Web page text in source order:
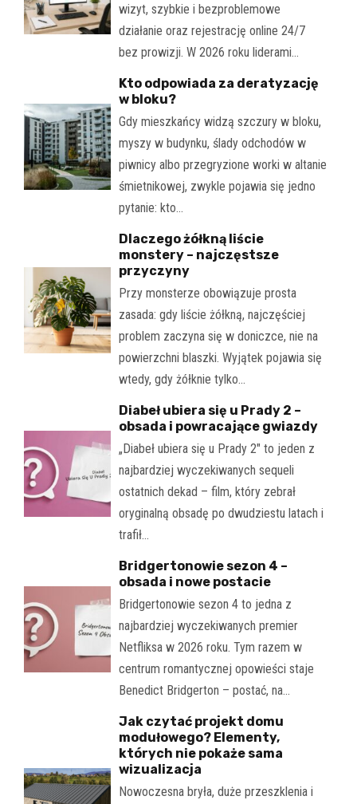
wizyt, szybkie i bezproblemowe
działanie oraz rejestrację online 24/7
bez prowizji. W 2026 roku liderami…
Kto odpowiada za deratyzację
w bloku?
Gdy mieszkańcy widzą szczury w bloku,
myszy w budynku, ślady odchodów w
piwnicy albo przegryzione worki w altanie
śmietnikowej, zwykle pojawia się jedno
pytanie: kto…
Dlaczego żółkną liście
monstery – najczęstsze
przyczyny
Przy monsterze obowiązuje prosta
zasada: gdy liście żółkną, najczęściej
problem zaczyna się w doniczce, nie na
powierzchni blaszki. Wyjątek pojawia się
wtedy, gdy żółknie tylko…
Diabeł ubiera się u Prady 2 –
obsada i powracające gwiazdy
„Diabeł ubiera się u Prady 2" to jeden z
najbardziej wyczekiwanych sequeli
ostatnich dekad – film, który zebrał
oryginalną obsadę po dwudziestu latach i
trafił…
Bridgertonowie sezon 4 –
obsada i nowe postacie
Bridgertonowie sezon 4 to jedna z
najbardziej wyczekiwanych premier
Netfliksa w 2026 roku. Tym razem w
centrum romantycznej opowieści staje
Benedict Bridgerton – postać, na…
Jak czytać projekt domu
modułowego? Elementy,
których nie pokaże sama
wizualizacja
Nowoczesna bryła, duże przeszklenia i